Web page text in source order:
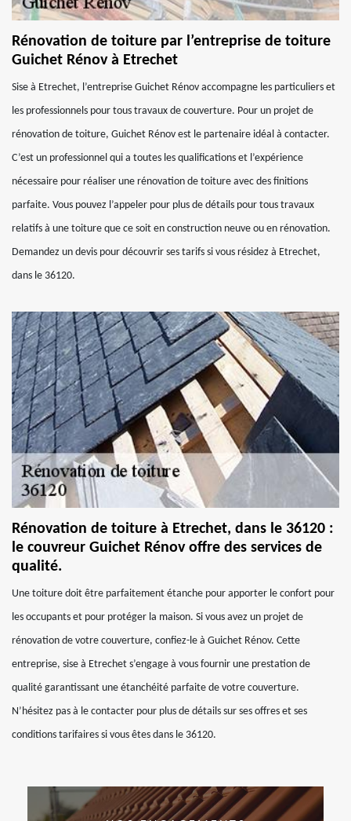
Rénovation de toiture par l’entreprise de toiture
Guichet Rénov à Etrechet
Sise à Etrechet, l’entreprise Guichet Rénov accompagne les particuliers et
les professionnels pour tous travaux de couverture. Pour un projet de
rénovation de toiture, Guichet Rénov est le partenaire idéal à contacter.
C’est un professionnel qui a toutes les qualifications et l’expérience
nécessaire pour réaliser une rénovation de toiture avec des finitions
parfaite. Vous pouvez l’appeler pour plus de détails pour tous travaux
relatifs à une toiture que ce soit en construction neuve ou en rénovation.
Demandez un devis pour découvrir ses tarifs si vous résidez à Etrechet,
dans le 36120.
Rénovation de toiture à Etrechet, dans le 36120 :
le couvreur Guichet Rénov offre des services de
qualité.
Une toiture doit être parfaitement étanche pour apporter le confort pour
les occupants et pour protéger la maison. Si vous avez un projet de
rénovation de votre couverture, confiez-le à Guichet Rénov. Cette
entreprise, sise à Etrechet s’engage à vous fournir une prestation de
qualité garantissant une étanchéité parfaite de votre couverture.
N’hésitez pas à le contacter pour plus de détails sur ses offres et ses
conditions tarifaires si vous êtes dans le 36120.